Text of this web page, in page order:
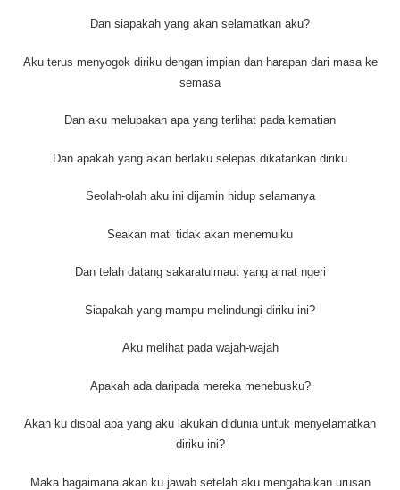
Dan siapakah yang akan selamatkan aku?
Aku terus menyogok diriku dengan impian dan harapan dari masa ke
semasa
Dan aku melupakan apa yang terlihat pada kematian
Dan apakah yang akan berlaku selepas dikafankan diriku
Seolah-olah aku ini dijamin hidup selamanya
Seakan mati tidak akan menemuiku
Dan telah datang sakaratulmaut yang amat ngeri
Siapakah yang mampu melindungi diriku ini?
Aku melihat pada wajah-wajah
Apakah ada daripada mereka menebusku?
Akan ku disoal apa yang aku lakukan didunia untuk menyelamatkan
diriku ini?
Maka bagaimana akan ku jawab setelah aku mengabaikan urusan